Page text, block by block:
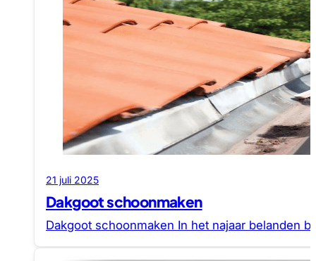
21 juli 2025
Dakgoot schoonmaken
Dakgoot schoonmaken In het najaar belanden